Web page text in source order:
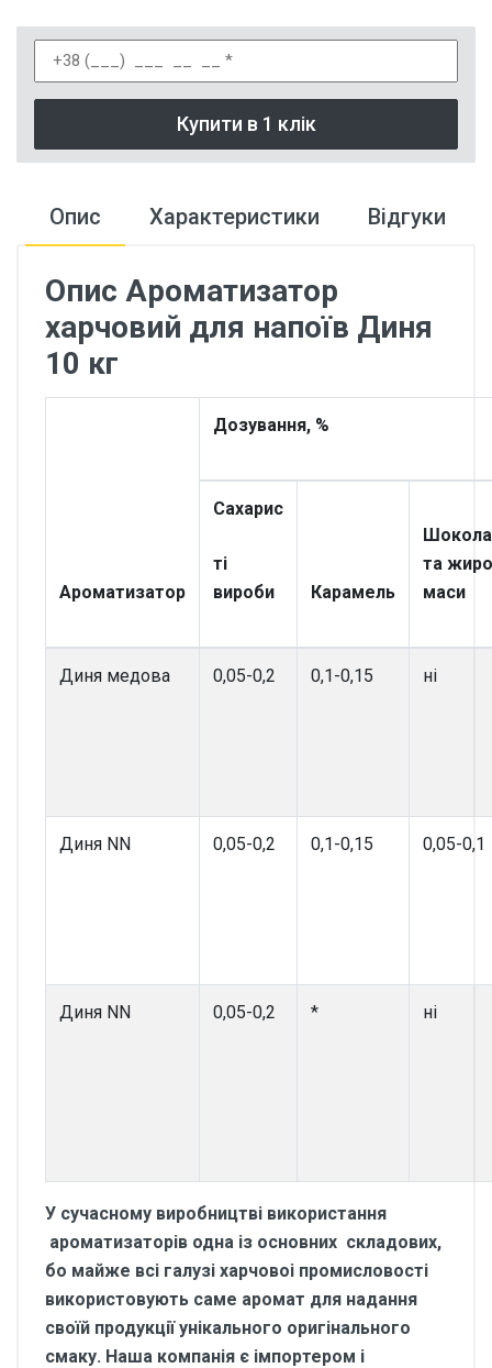
Купити в 1 клік
Опис Характеристики Відгуки
Опис Ароматизатор
харчовий для напоїв Диня
10 кг
Ароматизатор
Дозування, %
Сахарис
ті
вироби
Карамель
та
маси
Диня медова 0,05-0,2 0,1-0,15 ні
Диня NN 0,05-0,2 0,1-0,15 0,05-0,1
Диня NN 0,05-0,2 * ні
У сучасному виробництві використання
ароматизаторів одна із основних складових,
бо майже всі галузі харчовоі промисловості
використовують саме аромат для надання
своїй продукції унікального оригінального
смаку. Наша компанія є імпортером і